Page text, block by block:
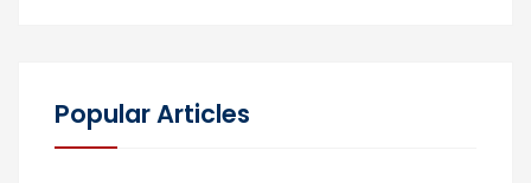
Popular Articles